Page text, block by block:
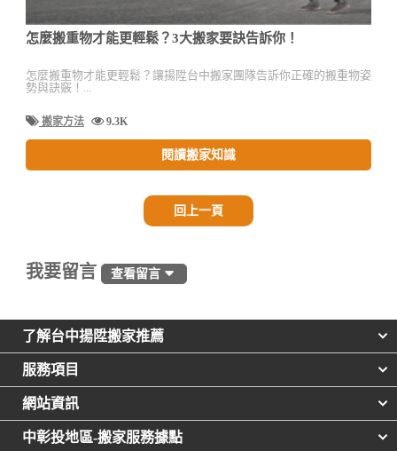
怎麼搬重物才能更輕鬆？3大搬家要訣告訴你！
怎麼搬重物才能更輕鬆？讓揚陞台中搬家團隊告訴你正確的搬重物姿
勢與訣竅！...
搬家方法 9.3K
閱讀搬家知識
回上一頁
我要留言 查看留言
了解台中揚陞搬家推薦
服務項目
網站資訊
中彰投地區-搬家服務據點